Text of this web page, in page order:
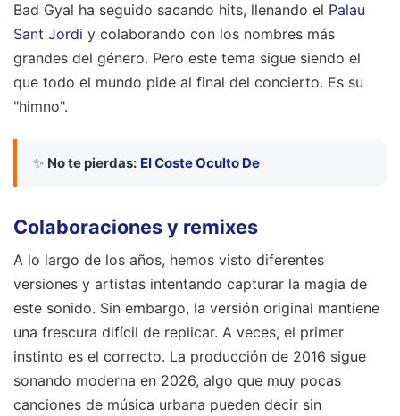
Bad Gyal ha seguido sacando hits, llenando el Palau
Sant Jordi y colaborando con los nombres más
grandes del género. Pero este tema sigue siendo el
que todo el mundo pide al final del concierto. Es su
"himno".
✨ No te pierdas: El Coste Oculto De
Colaboraciones y remixes
A lo largo de los años, hemos visto diferentes
versiones y artistas intentando capturar la magia de
este sonido. Sin embargo, la versión original mantiene
una frescura difícil de replicar. A veces, el primer
instinto es el correcto. La producción de 2016 sigue
sonando moderna en 2026, algo que muy pocas
canciones de música urbana pueden decir sin